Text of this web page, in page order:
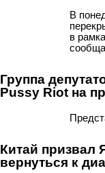
В
в
Группа
Pussy Riot на
Китай призвал
вернуться к